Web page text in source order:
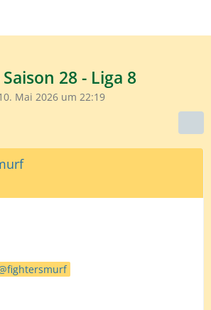
28 - Liga 8
Mai 2026 um 22:19
fightersmurf